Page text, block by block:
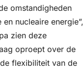
omstandigheden
nucleaire energie”,
zien deze
oproept over de
flexibiliteit van de